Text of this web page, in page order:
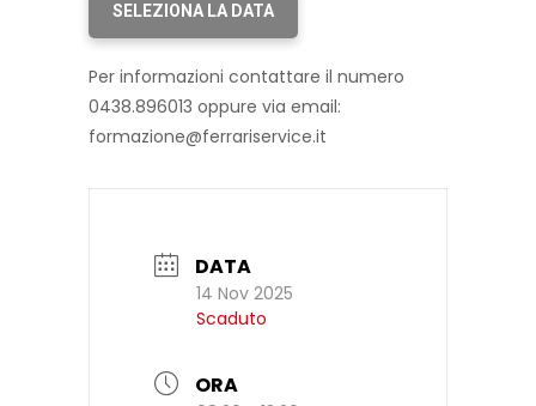
SELEZIONA LA DATA
Per informazioni contattare il numero
0438.896013 oppure via email:
formazione@ferrariservice.it
DATA
14 Nov 2025
Scaduto
ORA